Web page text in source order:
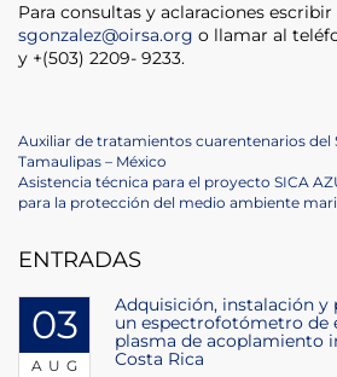
Para consultas y aclaraciones
sgonzalez@oirsa.org o llamar al
y +(503) 2209- 9233.
Post
navigation
Previous
Post
Auxiliar de tratamientos cuarentenarios del
Tamaulipas – México
Next
Post
Asistencia técnica para el proyecto SICA
para la protección del medio ambiente
ENTRADAS
03
AUG
Adquisición, instalación y
un espectrofotómetro de
plasma de acoplamiento
Costa Rica